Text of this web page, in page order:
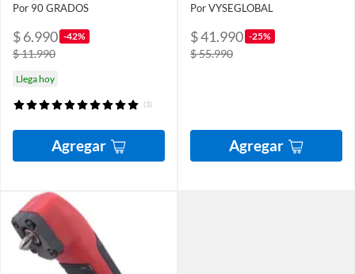
Por 90 GRADOS
$ 6.990 -42%
$ 11.990
Llega hoy
(1)
Agregar
Por VYSEGLOBAL
$ 41.990 -25%
$ 55.990
Agregar